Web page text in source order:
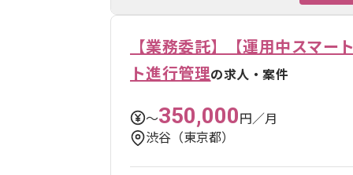
【業務委託】【運用中スマー
ト進行管理の求人・案件
〜350,000円／月
渋谷（東京都）